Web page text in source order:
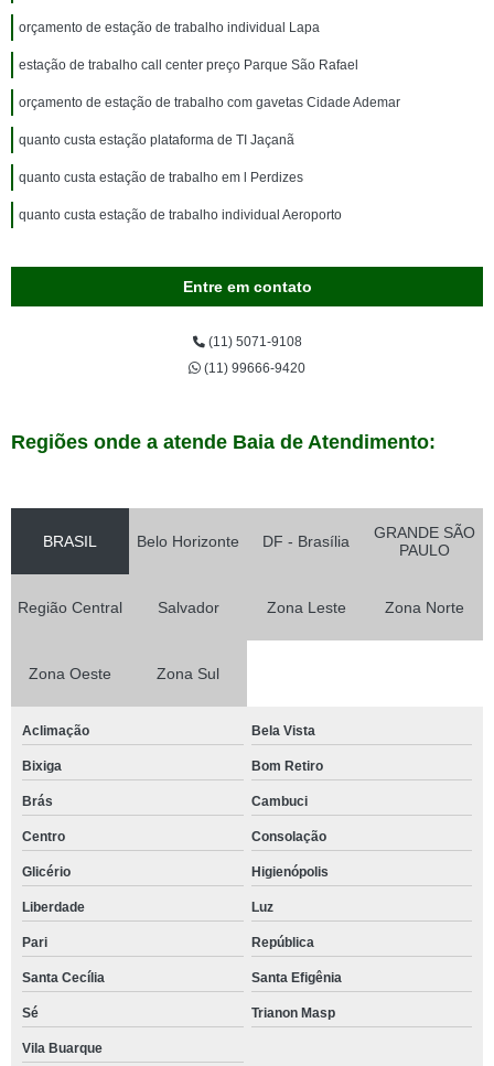
orçamento de estação de trabalho individual Lapa
estação de trabalho call center preço Parque São Rafael
orçamento de estação de trabalho com gavetas Cidade Ademar
quanto custa estação plataforma de TI Jaçanã
quanto custa estação de trabalho em l Perdizes
quanto custa estação de trabalho individual Aeroporto
Entre em contato
(11) 5071-9108
(11) 99666-9420
Regiões onde a atende Baia de Atendimento:
BRASIL Belo Horizonte DF - Brasília
GRANDE SÃO
PAULO
Região Central Salvador Zona Leste Zona Norte
Zona Oeste Zona Sul
Aclimação Bela Vista
Bixiga Bom Retiro
Brás Cambuci
Centro Consolação
Glicério Higienópolis
Liberdade Luz
Pari República
Santa Cecília Santa Efigênia
Sé Trianon Masp
Vila Buarque